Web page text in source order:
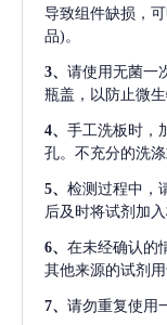
导致组件缺损，
品)。
3、 请使用无菌一
瓶盖，以防止微生
4、 手工洗板时，
孔。不充分的洗
5、 检测过程中，
后及时将试剂加
6、 在未经确认的
其他来源的试剂用
7、 请勿重复使用